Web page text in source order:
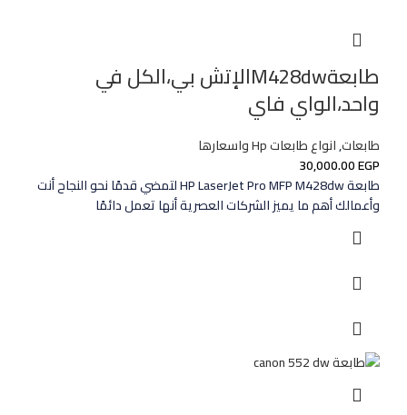
طابعةM428dwالإتش بي،الكل في
واحد،الواي فاي
طابعات,انواع طابعات Hp واسعارها
30,000.00EGP
طابعة HP LaserJet Pro MFP M428dw لتمضي قدمًا نحو النجاح أنت
وأعمالك أهم ما يميز الشركات العصرية أنها تعمل دائمًا